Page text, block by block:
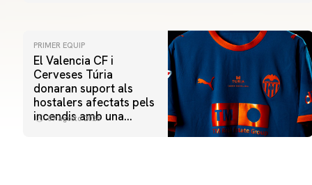
PRIMER EQUIP
El Valencia CF i
Cerveses Túria
donaran suport als
hostalers afectats pels
incendis amb una
07 agosto 2026